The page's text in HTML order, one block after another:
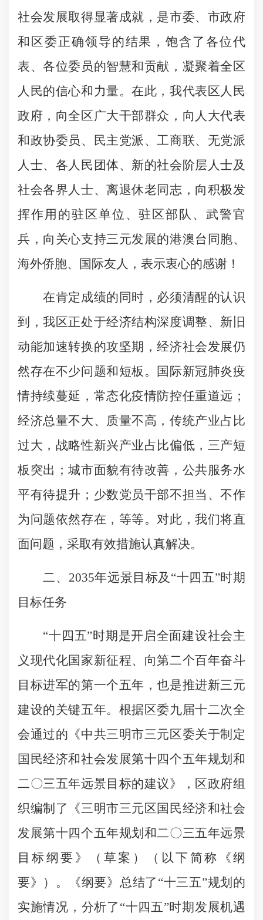
社会发展取得显著成就，是市委、市政府
和区委正确领导的结果，饱含了各位代
表、各位委员的智慧和贡献，凝聚着全区
人民的信心和力量。在此，我代表区人民
政府，向全区广大干部群众，向人大代表
和政协委员、民主党派、工商联、无党派
人士、各人民团体、新的社会阶层人士及
社会各界人士、离退休老同志，向积极发
挥作用的驻区单位、驻区部队、武警官
兵，向关心支持三元发展的港澳台同胞、
海外侨胞、国际友人，表示衷心的感谢！
在肯定成绩的同时，必须清醒的认识
到，我区正处于经济结构深度调整、新旧
动能加速转换的攻坚期，经济社会发展仍
然存在不少问题和短板。国际新冠肺炎疫
情持续蔓延，常态化疫情防控任重道远；
经济总量不大、质量不高，传统产业占比
过大，战略性新兴产业占比偏低，三产短
板突出；城市面貌有待改善，公共服务水
平有待提升；少数党员干部不担当、不作
为问题依然存在，等等。对此，我们将直
面问题，采取有效措施认真解决。
二、2035年远景目标及“十四五”时期
目标任务
“十四五”时期是开启全面建设社会主
义现代化国家新征程、向第二个百年奋斗
目标进军的第一个五年，也是推进新三元
建设的关键五年。根据区委九届十二次全
会通过的《中共三明市三元区委关于制定
国民经济和社会发展第十四个五年规划和
二〇三五年远景目标的建议》，区政府组
织编制了《三明市三元区国民经济和社会
发展第十四个五年规划和二〇三五年远景
目标纲要》（草案）（以下简称《纲
要》）。《纲要》总结了“十三五”规划的
实施情况，分析了“十四五”时期发展机遇